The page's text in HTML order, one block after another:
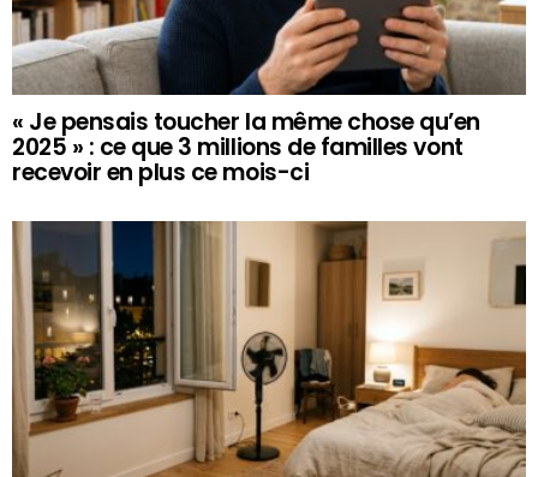
« Je pensais toucher la même chose qu’en
2025 » : ce que 3 millions de familles vont
recevoir en plus ce mois-ci